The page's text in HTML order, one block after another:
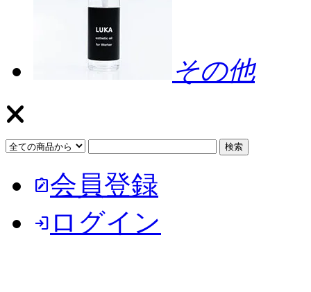
その他
note_alt会員登録
login ログイン